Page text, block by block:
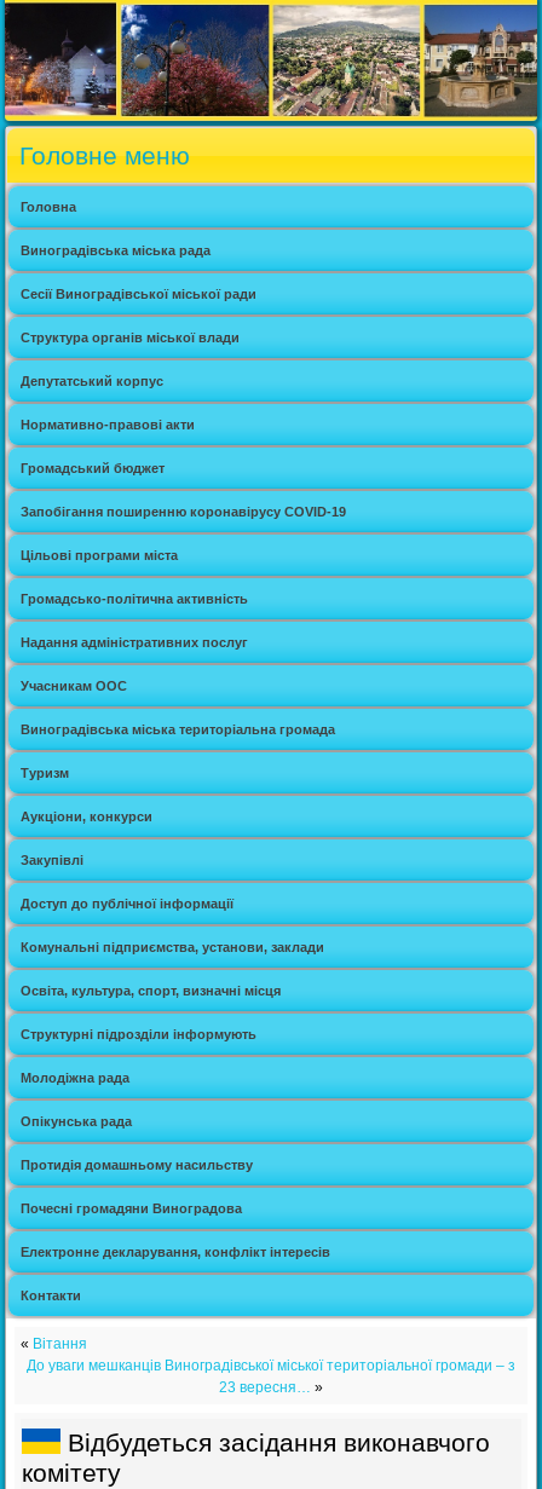
Головне меню
Головна
Виноградівська міська рада
Сесії Виноградівської міської ради
Структура органів міської влади
Депутатський корпус
Нормативно-правові акти
Громадський бюджет
Запобігання поширенню коронавірусу COVID-19
Цільові програми міста
Громадсько-політична активність
Надання адміністративних послуг
Учасникам ООС
Виноградівська міська територіальна громада
Туризм
Аукціони, конкурси
Закупівлі
Доступ до публічної інформації
Комунальні підприємства, установи, заклади
Освіта, культура, спорт, визначні місця
Структурні підрозділи інформують
Молодіжна рада
Опікунська рада
Протидія домашньому насильству
Почесні громадяни Виноградова
Електронне декларування, конфлікт інтересів
Контакти
« Вітання
До уваги мешканців Виноградівської міської територіальної громади – з
23 вересня… »
Відбудеться засідання виконавчого
комітету